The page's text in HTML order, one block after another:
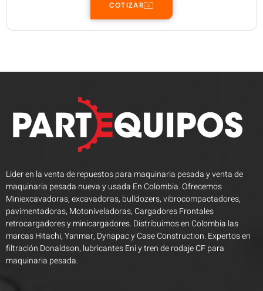
COTIZAR
Lider en la venta de repuestos para maquinaria pesada y venta de
maquinaria pesada nueva y usada En Colombia. Ofrecemos
Miniexcavadoras, excavadoras, bulldozers, vibrocompactadores,
pavimentadoras, Motoniveladoras, Cargadores Frontales
retrocargadores y minicargadores. Distribuimos en Colombia las
marcas Hitachi, Yanmar, Dynapac y Case Construction. Expertos en
filtración Donaldson, lubricantes Eni y tren de rodaje CF para
maquinaria pesada.